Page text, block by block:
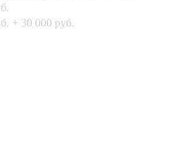
+ 30 000 руб.